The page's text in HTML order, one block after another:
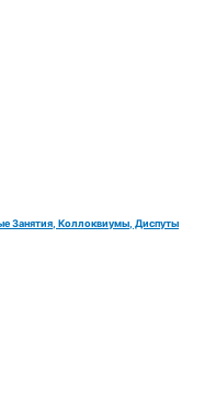
Занятия, Коллоквиумы, Диспуты